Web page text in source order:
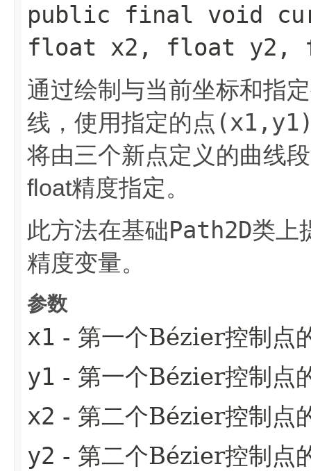
public final void
float x2, float y2,
通过绘制与当前坐标和指
线，使用指定的点
将由三个新点定义的曲线
float精度指定。
此方法在基础Path2D类上
精度变量。
参数
x1 - 第一个Bézier控制点
y1 - 第一个Bézier控制点
x2 - 第二个Bézier控制点
y2 - 第二个Bézier控制点